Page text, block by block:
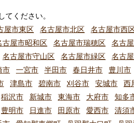
てください。
屋市東区 名古屋市北区
名古屋市西
古屋市昭和区 名古屋市瑞穂区
名古
名古屋市守山区 名古屋市緑区
名古
市 一宮市 半田市 春日井市
豊川市
津島市 碧南市 刈谷市 安城市
西
稲沢市 新城市 東海市 大府市
知多
豊明市 日進市 田原市 愛西市
清須